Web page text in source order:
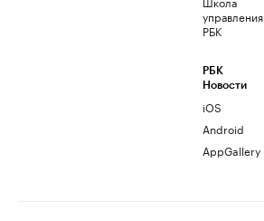
управления
РБК
РБК
Новости
iOS
Android
AppGallery